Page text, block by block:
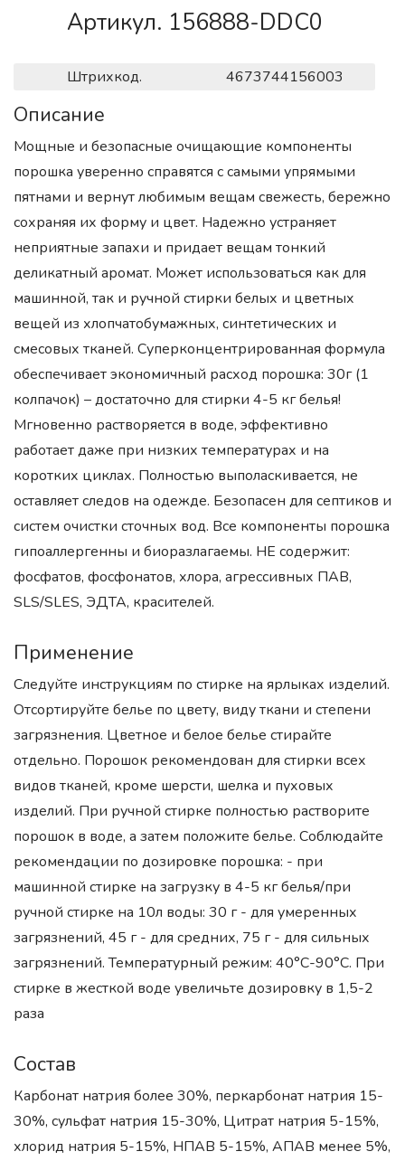
Артикул. 156888-DDC0
Штрихкод. 4673744156003
Описание
Мощные и безопасные очищающие компоненты
порошка уверенно справятся с самыми упрямыми
пятнами и вернут любимым вещам свежесть, бережно
сохраняя их форму и цвет. Надежно устраняет
неприятные запахи и придает вещам тонкий
деликатный аромат. Может использоваться как для
машинной, так и ручной стирки белых и цветных
вещей из хлопчатобумажных, синтетических и
смесовых тканей. Суперконцентрированная формула
обеспечивает экономичный расход порошка: 30г (1
колпачок) – достаточно для стирки 4-5 кг белья!
Мгновенно растворяется в воде, эффективно
работает даже при низких температурах и на
коротких циклах. Полностью выполаскивается, не
оставляет следов на одежде. Безопасен для септиков и
систем очистки сточных вод. Все компоненты порошка
гипоаллергенны и биоразлагаемы. НЕ содержит:
фосфатов, фосфонатов, хлора, агрессивных ПАВ,
SLS/SLES, ЭДТА, красителей.
Применение
Следуйте инструкциям по стирке на ярлыках изделий.
Отсортируйте белье по цвету, виду ткани и степени
загрязнения. Цветное и белое белье стирайте
отдельно. Порошок рекомендован для стирки всех
видов тканей, кроме шерсти, шелка и пуховых
изделий. При ручной стирке полностью растворите
порошок в воде, а затем положите белье. Соблюдайте
рекомендации по дозировке порошка: - при
машинной стирке на загрузку в 4-5 кг белья/при
ручной стирке на 10л воды: 30 г - для умеренных
загрязнений, 45 г - для средних, 75 г - для сильных
загрязнений. Температурный режим: 40°С-90°С. При
стирке в жесткой воде увеличьте дозировку в 1,5-2
раза
Состав
Карбонат натрия более 30%, перкарбонат натрия 15-
30%, сульфат натрия 15-30%, Цитрат натрия 5-15%,
хлорид натрия 5-15%, НПАВ 5-15%, АПАВ менее 5%,